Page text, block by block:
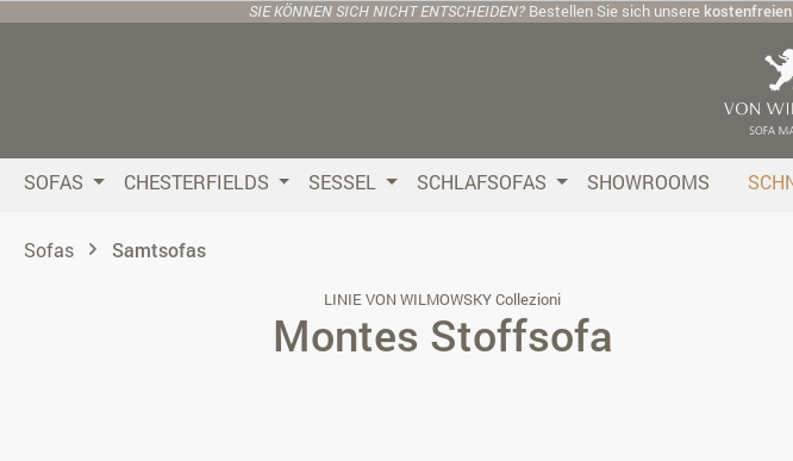
Hauptinhalt springen
Zur Suche springen
Zur Hauptnavigation springen
SIE KÖNNEN SICH NICHT ENTSCHEIDEN? Bestellen Sie sich unsere
SOFAS CHESTERFIELDS SESSEL SCHLAFSOFAS SHOWROOMS
Sofas Samtsofas
LINIE VON WILMOWSKY Collezioni
Montes Stoffsofa